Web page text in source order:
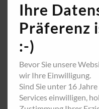
Ihre
Präferenz
:-)
Bevor Sie unsere
wir Ihre Einwilligung.
Sind Sie unter 16
Services einwilligen,